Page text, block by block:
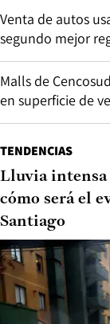
Venta de autos
segundo mejor
Malls de
en superficie de
TENDENCIAS
Lluvia intensa
cómo será el
Santiago